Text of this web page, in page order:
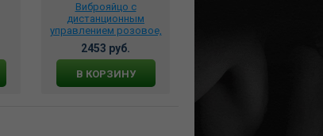
Виброяйцо с
дистанционным
управлением розовое,
400-12
2453 руб.
В КОРЗИНУ